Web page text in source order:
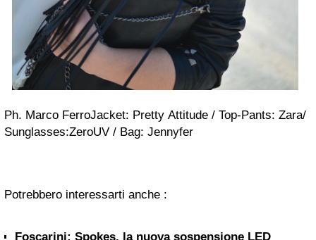
Ph. Marco FerroJacket: Pretty Attitude / Top-Pants: Zara/
Sunglasses:ZeroUV / Bag: Jennyfer
Potrebbero interessarti anche :